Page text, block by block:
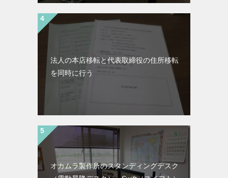
法人の本店移転と代表取締役の住所移転
を同時に行う
オカムラ製作所のスタンディングデスク